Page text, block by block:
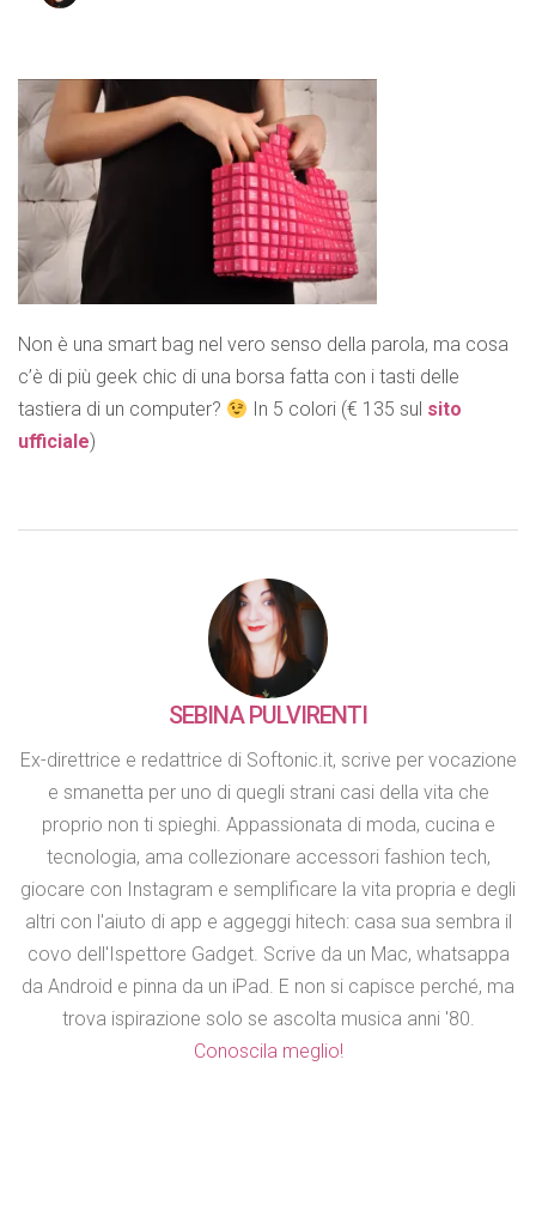
Non è una smart bag nel vero senso della parola, ma cosa
c’è di più geek chic di una borsa fatta con i tasti delle
tastiera di un computer?
In 5 colori (€ 135 sul sito
ufficiale)
SEBINA PULVIRENTI
Ex-direttrice e redattrice di Softonic.it, scrive per vocazione
e smanetta per uno di quegli strani casi della vita che
proprio non ti spieghi. Appassionata di moda, cucina e
tecnologia, ama collezionare accessori fashion tech,
giocare con Instagram e semplificare la vita propria e degli
altri con l'aiuto di app e aggeggi hitech: casa sua sembra il
covo dell'Ispettore Gadget. Scrive da un Mac, whatsappa
da Android e pinna da un iPad. E non si capisce perché, ma
trova ispirazione solo se ascolta musica anni '80.
Conoscila meglio!